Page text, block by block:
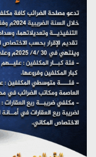
(نحن لا نهزم) بث
يوليو 28, 2026
تستمعون لبرنامج
يوليو 28, 2026
مؤتمر صحفي لمركز
على اليمن
يوليو 27, 2026